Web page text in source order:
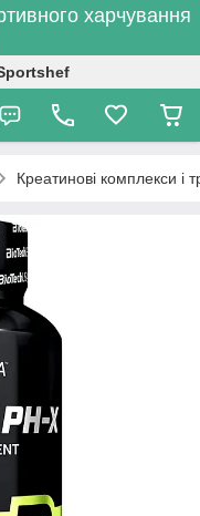
харчування
Креатинові комплекси і